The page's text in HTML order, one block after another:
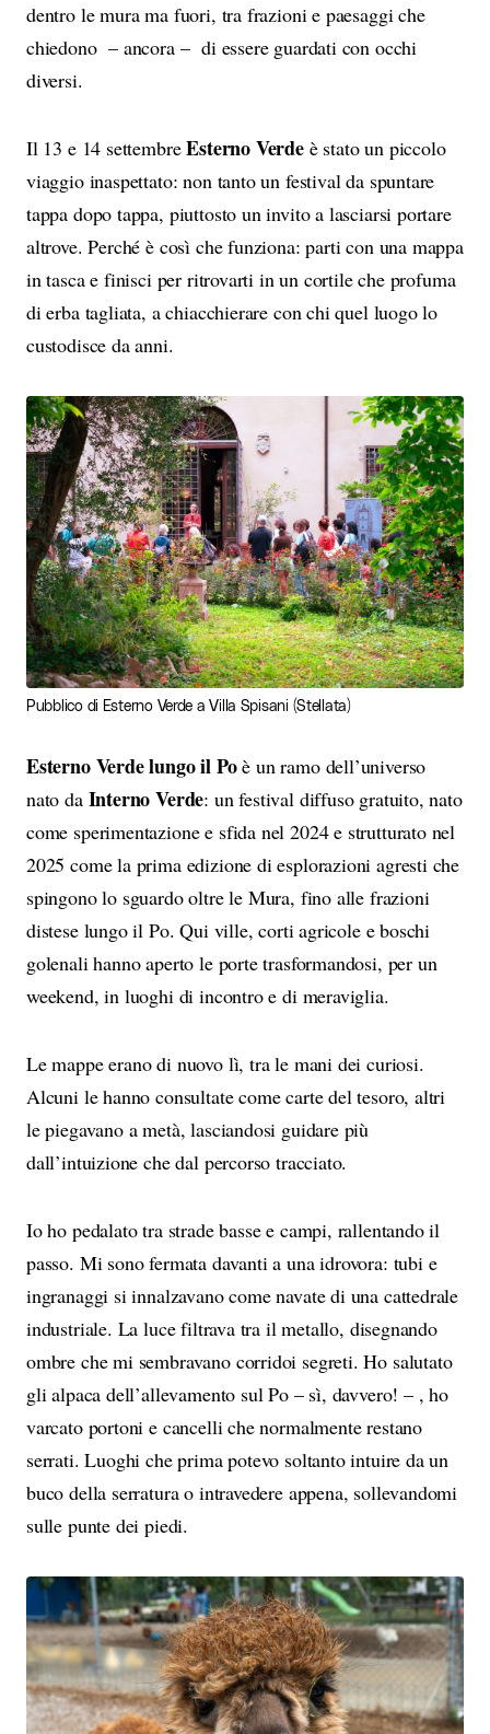
dentro le mura ma fuori, tra frazioni e paesaggi che
chiedono – ancora – di essere guardati con occhi
diversi.
Il 13 e 14 settembreEsterno Verdeè stato un piccolo
viaggio inaspettato: non tanto un festival da spuntare
tappa dopo tappa, piuttosto un invito a lasciarsi portare
altrove. Perché è così che funziona: parti con una mappa
in tasca e finisci per ritrovarti in un cortile che profuma
di erba tagliata, a chiacchierare con chi quel luogo lo
custodisce da anni.
Pubblico di Esterno Verde a Villa Spisani (Stellata)
Esterno Verde lungo il Poè un ramo dell’universo
nato da Interno Verde: un festival diffuso gratuito, nato
come sperimentazione e sfida nel 2024 e strutturato nel
2025 come la prima edizione di esplorazioni agresti che
spingono lo sguardo oltre le Mura, fino alle frazioni
distese lungo il Po. Qui ville, corti agricole e boschi
golenali hanno aperto le porte trasformandosi, per un
weekend, in luoghi di incontro e di meraviglia.
Le mappe erano di nuovo lì, tra le mani dei curiosi.
Alcuni le hanno consultate come carte del tesoro, altri
le piegavano a metà, lasciandosi guidare più
dall’intuizione che dal percorso tracciato.
Io ho pedalato tra strade basse e campi, rallentando il
passo. Mi sono fermata davanti a una idrovora: tubi e
ingranaggi si innalzavano come navate di una cattedrale
industriale. La luce filtrava tra il metallo, disegnando
ombre che mi sembravano corridoi segreti. Ho salutato
gli alpaca dell’allevamento sul Po – sì, davvero! – , ho
varcato portoni e cancelli che normalmente restano
serrati. Luoghi che prima potevo soltanto intuire da un
buco della serratura o intravedere appena, sollevandomi
sulle punte dei piedi.